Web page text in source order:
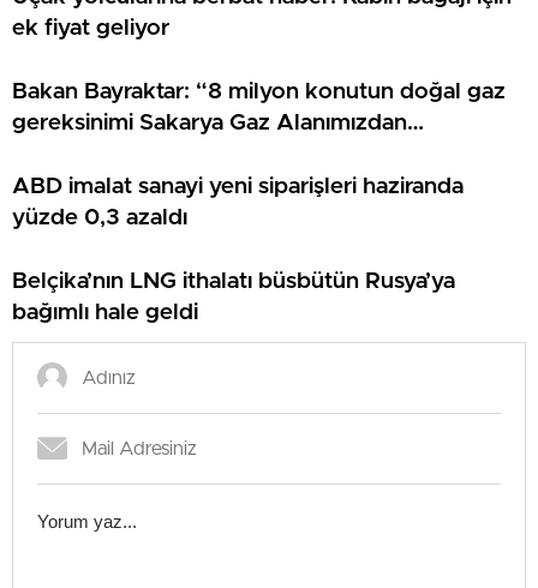
ek fiyat geliyor
Bakan Bayraktar: “8 milyon konutun doğal gaz
gereksinimi Sakarya Gaz Alanımızdan
ABD imalat sanayi yeni siparişleri haziranda
yüzde 0,3 azaldı
Belçika’nın LNG ithalatı büsbütün Rusya’ya
bağımlı hale geldi